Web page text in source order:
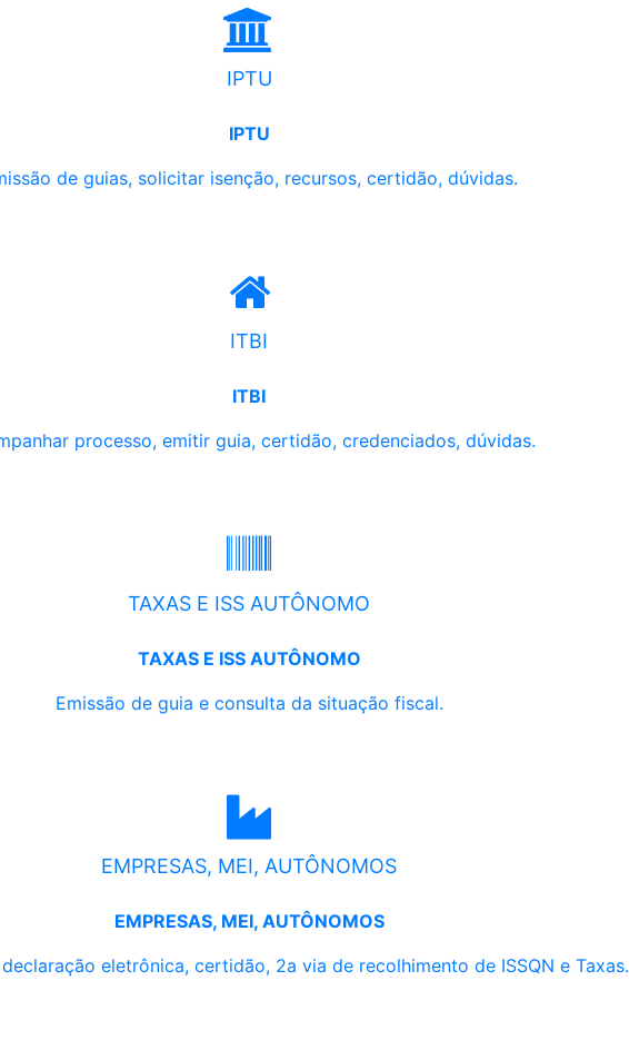
IPTU
IPTU
de guias, solicitar isenção, recursos, certidão, dúvidas.
ITBI
ITBI
processo, emitir guia, certidão, credenciados, dúvidas.
TAXAS E ISS AUTÔNOMO
TAXAS E ISS AUTÔNOMO
Emissão de guia e consulta da situação fiscal.
EMPRESAS, MEI, AUTÔNOMOS
EMPRESAS, MEI, AUTÔNOMOS
eletrônica, certidão, 2a via de recolhimento de ISSQN e Taxas.